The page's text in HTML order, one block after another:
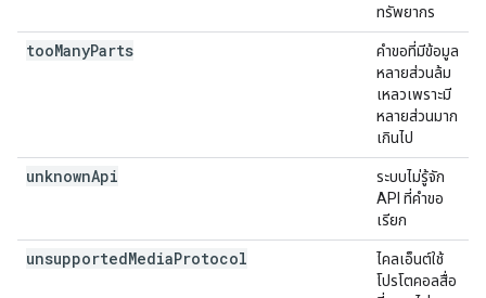
ทรัพยากร
tooManyParts
คำขอที่มีข้อมูล
หลายส่วนล้ม
เหลวเพราะมี
หลายส่วนมาก
เกินไป
unknownApi
ระบบไม่รู้จัก
API ที่คำขอ
เรียก
unsupportedMediaProtocol
ไคลเอ็นต์ใช้
โปรโตคอลสื่อ